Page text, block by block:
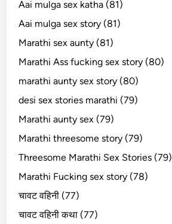
Aai mulga sex katha (81)
Aai mulga sex story (81)
Marathi sex aunty (81)
Marathi Ass fucking sex story (80)
marathi aunty sex story (80)
desi sex stories marathi (79)
Marathi aunty sex (79)
Marathi threesome story (79)
Threesome Marathi Sex Stories (79)
Marathi Fucking sex story (78)
चावट वहिनी (77)
चावट वहिनी कथा (77)